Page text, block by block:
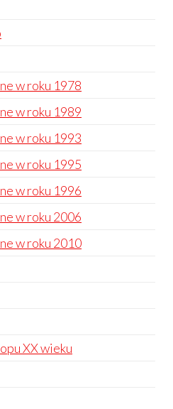
w roku 1978
w roku 1989
w roku 1993
w roku 1995
w roku 1996
w roku 2006
w roku 2010
XX wieku